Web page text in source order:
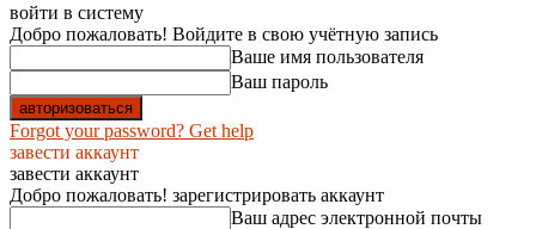
войти в систему
Добро пожаловать! Войдите в свою учётную запись
Ваше имя пользователя
Ваш пароль
Forgot your password? Get help
завести аккаунт
завести аккаунт
Добро пожаловать! зарегистрировать аккаунт
Ваш адрес электронной почты